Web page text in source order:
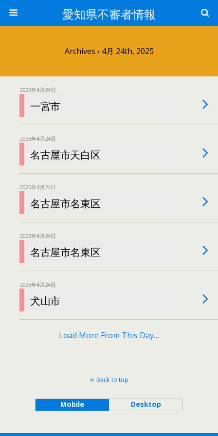
愛知県不審者情報
Archives › 4月 24th, 2025
2025年4月24日
一宮市
2025年4月24日
名古屋市天白区
2025年4月24日
名古屋市名東区
2025年4月24日
名古屋市名東区
2025年4月24日
犬山市
Load More From This Day…
Back to top
Mobile Desktop